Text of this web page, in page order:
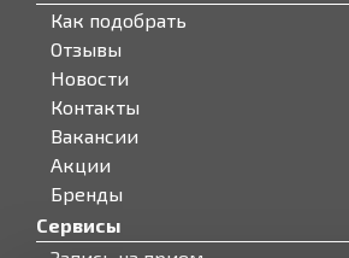
Как подобрать
Отзывы
Новости
Контакты
Вакансии
Акции
Бренды
Сервисы